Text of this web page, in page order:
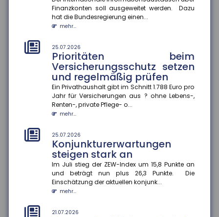
Finanzkonten soll ausgeweitet werden. Dazu
hat die Bundesregierung einen...
mehr...
25.07.2026
Prioritäten beim
Versicherungsschutz setzen
und regelmäßig prüfen
Ein Privathaushalt gibt im Schnitt 1.788 Euro pro
Jahr für Versicherungen aus ? ohne Lebens-,
Renten-, private Pflege- o...
mehr...
25.07.2026
Konjunkturerwartungen
steigen stark an
Im Juli stieg der ZEW-Index um 15,8 Punkte an
und beträgt nun plus 26,3 Punkte. Die
Einschätzung der aktuellen konjunk...
mehr...
21.07.2026
einkommensschwache
Familien besonders stark
Die Inflation in Deutschland ist im Juni 2026 auf 2,3
Kraftstoffpreise....
mehr...
21.07.2026
Internationaler
Informationsaustausch soll
Steuerhinterziehung
bekämpfen
Informationsaustausch über digitale
Plattformeinkünfte auf Drittstaaten auswe...
mehr...
21.07.2026
Angehörigenpflege im Alter
kann Rentenansprüche
Wer im späten Erwerbsleben Angehörige pflegt,